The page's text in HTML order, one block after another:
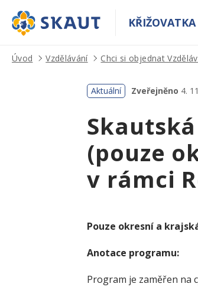
KŘIŽOVATKA
Úvod Vzdělávání Chci si objednat
Aktuální Zveřejněno 4.
(pouze
v rámci
Pouze okresní a
Anotace programu:
Program je zaměřen na